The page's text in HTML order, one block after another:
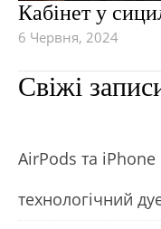
Кабінет у
6 Червня, 2024
Свіжі
АirРods та iРhone
технологічний